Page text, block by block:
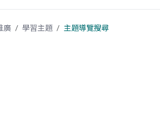
廣 學習主題 主題導覽搜尋